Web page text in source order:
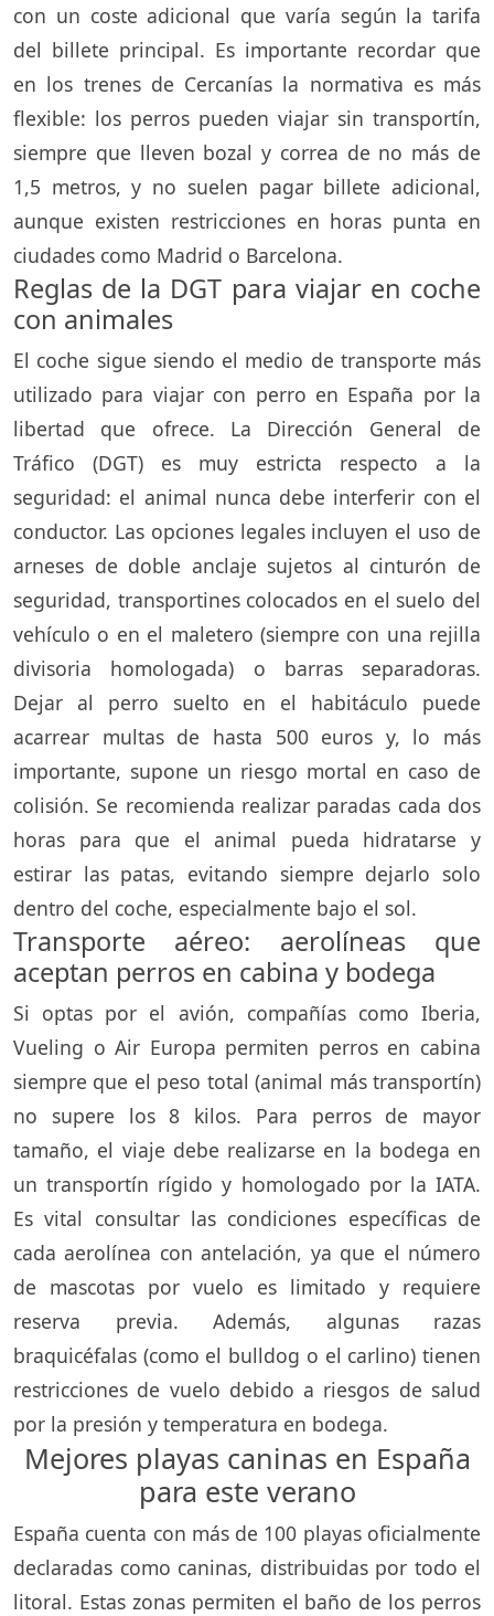
con un coste adicional que varía según la tarifa
del billete principal. Es importante recordar que
en los trenes de Cercanías la normativa es más
flexible: los perros pueden viajar sin transportín,
siempre que lleven bozal y correa de no más de
1,5 metros, y no suelen pagar billete adicional,
aunque existen restricciones en horas punta en
ciudades como Madrid o Barcelona.
Reglas de la DGT para viajar en coche
con animales
El coche sigue siendo el medio de transporte más
utilizado para viajar con perro en España por la
libertad que ofrece. La Dirección General de
Tráfico (DGT) es muy estricta respecto a la
seguridad: el animal nunca debe interferir con el
conductor. Las opciones legales incluyen el uso de
arneses de doble anclaje sujetos al cinturón de
seguridad, transportines colocados en el suelo del
vehículo o en el maletero (siempre con una rejilla
divisoria homologada) o barras separadoras.
Dejar al perro suelto en el habitáculo puede
acarrear multas de hasta 500 euros y, lo más
importante, supone un riesgo mortal en caso de
colisión. Se recomienda realizar paradas cada dos
horas para que el animal pueda hidratarse y
estirar las patas, evitando siempre dejarlo solo
dentro del coche, especialmente bajo el sol.
Transporte aéreo: aerolíneas que
aceptan perros en cabina y bodega
Si optas por el avión, compañías como Iberia,
Vueling o Air Europa permiten perros en cabina
siempre que el peso total (animal más transportín)
no supere los 8 kilos. Para perros de mayor
tamaño, el viaje debe realizarse en la bodega en
un transportín rígido y homologado por la IATA.
Es vital consultar las condiciones específicas de
cada aerolínea con antelación, ya que el número
de mascotas por vuelo es limitado y requiere
reserva previa. Además, algunas razas
braquicéfalas (como el bulldog o el carlino) tienen
restricciones de vuelo debido a riesgos de salud
por la presión y temperatura en bodega.
Mejores playas caninas en España
para este verano
España cuenta con más de 100 playas oficialmente
declaradas como caninas, distribuidas por todo el
litoral. Estas zonas permiten el baño de los perros